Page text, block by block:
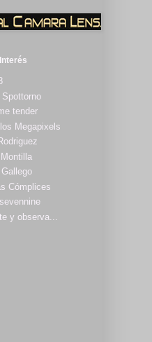
Spottorno
tender
Megapixels
Cómplices
y observa...